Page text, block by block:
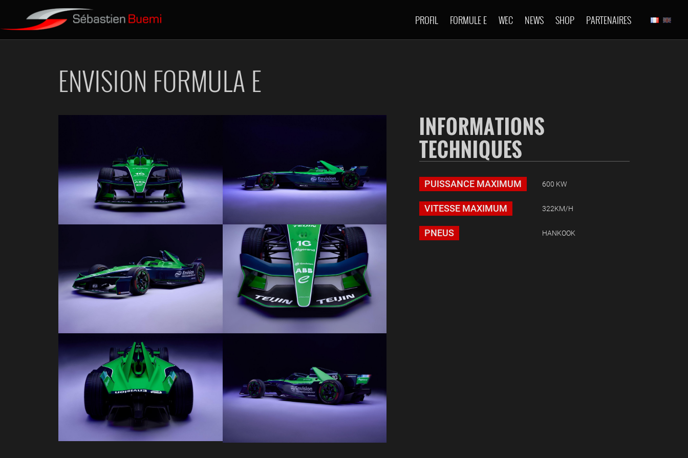
PROFIL FORMULE E WEC NEWS SHOP PARTENAIRES
ENVISION FORMULA E
INFORMATIONS
TECHNIQUES
PUISSANCE MAXIMUM 600 KW
VITESSE MAXIMUM 322KM/H
PNEUS HANKOOK